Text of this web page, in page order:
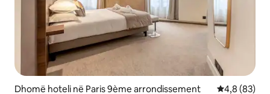
Dhomë hoteli në Paris 9ème arrondissement Vlerësimi
4,8 (83)